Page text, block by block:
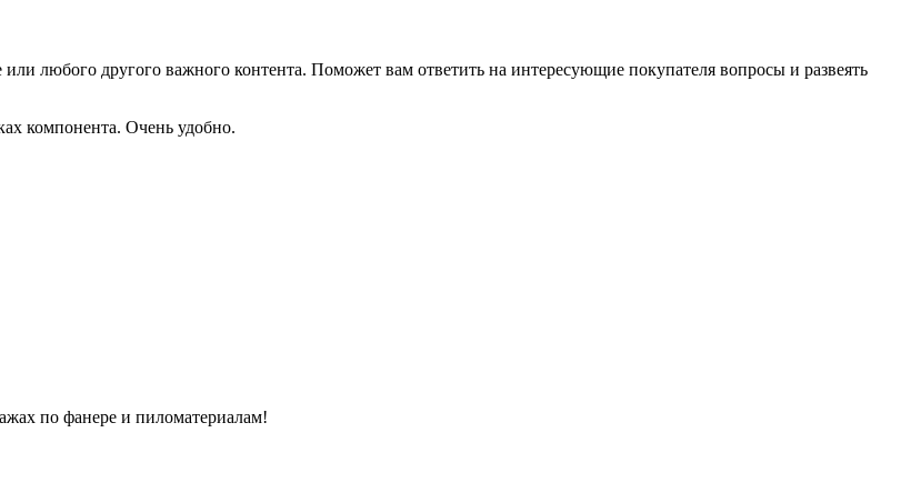
любого другого важного контента. Поможет вам ответить на интересующие покупателя вопросы и развеять
компонента. Очень удобно.
по фанере и пиломатериалам!